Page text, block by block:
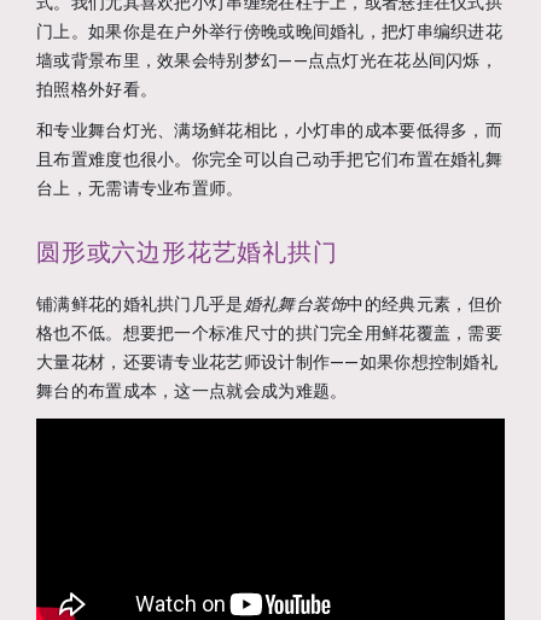
门上。如果你是在户外举行傍晚或晚间婚礼，把灯串编织进花
墙或背景布里，效果会特别梦幻——点点灯光在花丛间闪烁，
拍照格外好看。
和专业舞台灯光、满场鲜花相比，小灯串的成本要低得多，而
且布置难度也很小。你完全可以自己动手把它们布置在婚礼舞
台上，无需请专业布置师。
圆形或六边形花艺婚礼拱门
铺满鲜花的婚礼拱门几乎是婚礼舞台装饰中的经典元素，但价
格也不低。想要把一个标准尺寸的拱门完全用鲜花覆盖，需要
大量花材，还要请专业花艺师设计制作——如果你想控制婚礼
舞台的布置成本，这一点就会成为难题。